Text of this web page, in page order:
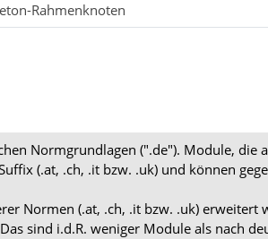
Rahmenknoten
Normgrundlagen (".de"). Module, die
(.at, .ch, .it bzw. .uk) und können
Normen (.at, .ch, .it bzw. .uk) erweitert
sind i.d.R. weniger Module als nach